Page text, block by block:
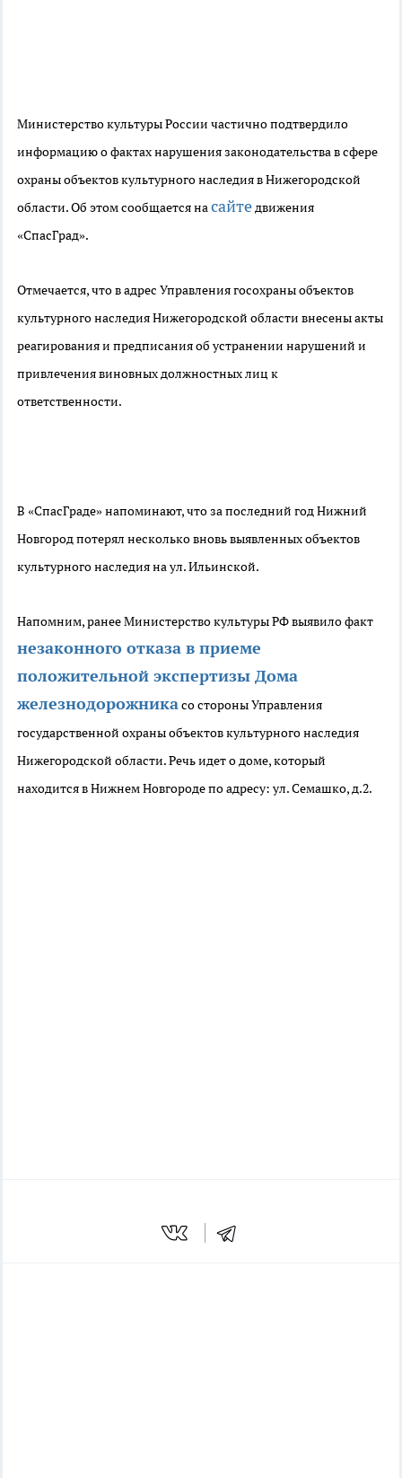
Министерство культуры России частично подтвердило
информацию о фактах нарушения законодательства в сфере
охраны объектов культурного наследия в Нижегородской
области. Об этом сообщается насайтедвижения
«СпасГрад».
Отмечается, что в адрес Управления госохраны объектов
культурного наследия Нижегородской области внесены акты
реагирования и предписания об устранении нарушений и
привлечения виновных должностных лиц к
ответственности.
В «СпасГраде» напоминают, что за последний год Нижний
Новгород потерял несколько вновь выявленных объектов
культурного наследия на ул. Ильинской.
Напомним, ранее Министерство культуры РФ выявило факт
незаконного отказа в приеме
положительной экспертизы Дома
железнодорожникасо стороны Управления
государственной охраны объектов культурного наследия
Нижегородской области. Речь идет о доме, который
находится в Нижнем Новгороде по адресу: ул. Семашко, д.2.